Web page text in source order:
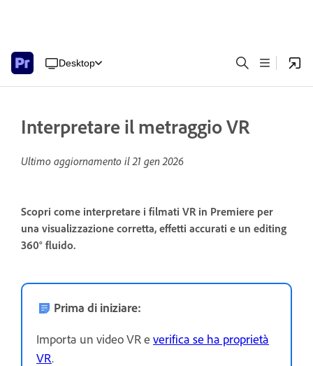
Desktop
Interpretare il metraggio VR
Ultimo aggiornamento il21 gen 2026
Scopri come interpretare i filmati VR in Premiere per
una visualizzazione corretta, effetti accurati e un editing
360° fluido.
Prima di iniziare:
Importa un video VR e verifica se ha proprietà
VR.